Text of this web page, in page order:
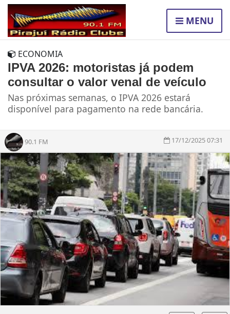
MENU
ECONOMIA
IPVA 2026: motoristas já podem
consultar o valor venal de veículo
Nas próximas semanas, o IPVA 2026 estará
disponível para pagamento na rede bancária.
90.1 FM 17/12/2025 07:31